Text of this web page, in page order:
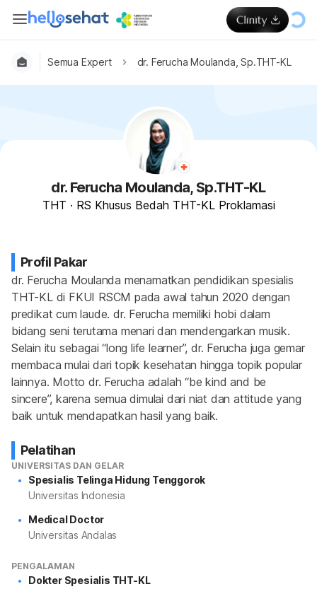
Semua Expert dr. Ferucha Moulanda, Sp.THT-KL
dr. Ferucha Moulanda, Sp.THT-KL
THT · RS Khusus Bedah THT-KL Proklamasi
Profil Pakar
dr. Ferucha Moulanda menamatkan pendidikan spesialis
THT-KL di FKUI RSCM pada awal tahun 2020 dengan
predikat cum laude. dr. Ferucha memiliki hobi dalam
bidang seni terutama menari dan mendengarkan musik.
Selain itu sebagai “long life learner”, dr. Ferucha juga gemar
membaca mulai dari topik kesehatan hingga topik popular
lainnya. Motto dr. Ferucha adalah “be kind and be
sincere”, karena semua dimulai dari niat dan attitude yang
baik untuk mendapatkan hasil yang baik.
Pelatihan
UNIVERSITAS DAN GELAR
Spesialis Telinga Hidung Tenggorok
Universitas Indonesia
Medical Doctor
Universitas Andalas
PENGALAMAN
Dokter Spesialis THT-KL